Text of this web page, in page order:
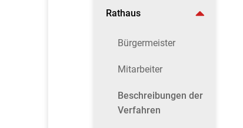
Rathaus
Bürgermeister
Mitarbeiter
Beschreibungen der
Verfahren